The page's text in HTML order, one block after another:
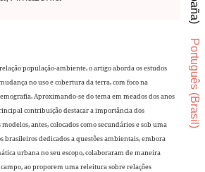
população-ambiente, o artigo aborda os estudos
no uso e cobertura da terra, com foco na
Aproximando-se do tema em meados dos anos
contribuição destacar a importância dos
antes, colocados como secundários e sob uma
brasileiros dedicados a questões ambientais, embora
urbana no seu escopo, colaboraram de maneira
ao proporem uma releitura sobre relações
Português (Brasil)